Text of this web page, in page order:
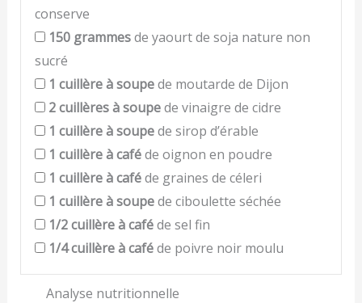
conserve
150 grammesde yaourt de soja nature non
sucré
1 cuillère à soupede moutarde de Dijon
2cuillères à soupede vinaigre de cidre
1 cuillère à soupede sirop d’érable
1 cuillère à caféde oignon en poudre
1 cuillère à caféde graines de céleri
1 cuillère à soupede ciboulette séchée
1/2cuillère à caféde sel fin
1/4cuillère à caféde poivre noir moulu
Analyse nutritionnelle